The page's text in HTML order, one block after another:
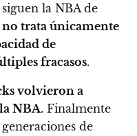
la NBA de
trata únicamente
de
fracasos.
volvieron a
NBA. Finalmente
de